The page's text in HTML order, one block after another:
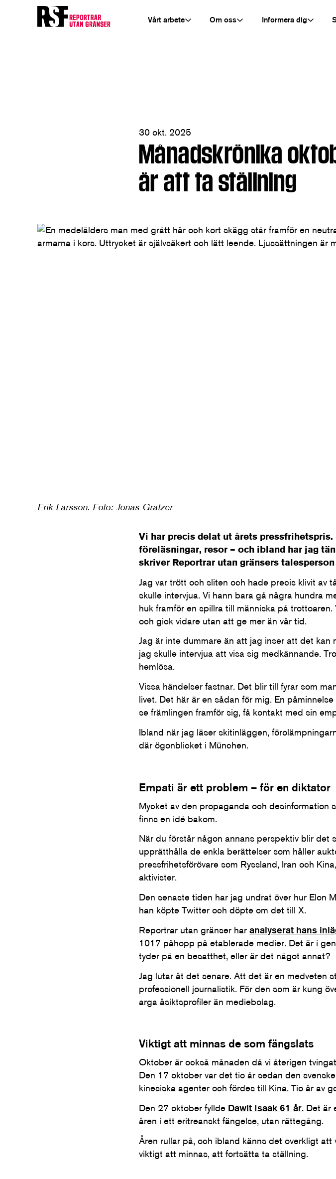
Vårt arbete Om oss Informera dig
30 okt. 2025
Månadskrönika
är att ta ställning
Erik Larsson. Foto: Jonas Gratzer
Vi har precis delat ut årets
föreläsningar, resor – och ibland har jag
skriver Reportrar utan gränsers
Jag var trött och sliten och hade precis klivit av
skulle intervjua. Vi hann bara gå några hundra
huk framför en spillra till människa på
och gick vidare utan att ge mer än vår tid.
Jag är inte dummare än att jag inser att det kan
jag skulle intervjua att visa sig medkännande.
hemlösa.
Vissa händelser fastnar. Det blir till fyrar som
livet. Det här är en sådan för mig. En
se främlingen framför sig, få kontakt med sin
Ibland när jag läser skitinläggen,
där ögonblicket i München.
Empati är ett problem – för en diktator
Mycket av den propaganda och desinformation
finns en idé bakom.
När du förstår någon annans perspektiv blir det
upprätthålla de enkla berättelser som håller
pressfrihetsförövare som Ryssland, Iran och
aktivister.
Den senaste tiden har jag undrat över hur Elon
han köpte Twitter och döpte om det till X.
Reportrar utan gränser har analyserat hans
1017 påhopp på etablerade medier. Det är i
tyder på en besatthet, eller är det något annat?
Jag lutar åt det senare. Att det är en medveten
professionell journalistik. För den som är kung
arga åsiktsprofiler än mediebolag.
Viktigt att minnas de som fängslats
Oktober är också månaden då vi återigen
Den 17 oktober var det tio år sedan den
kinesiska agenter och fördes till Kina. Tio år av
Den 27 oktober fyllde Dawit Isaak 61 år.Det är
åren i ett eritreanskt fängelse, utan rättegång.
Åren rullar på, och ibland känns det overkligt
viktigt att minnas, att fortsätta ta ställning.